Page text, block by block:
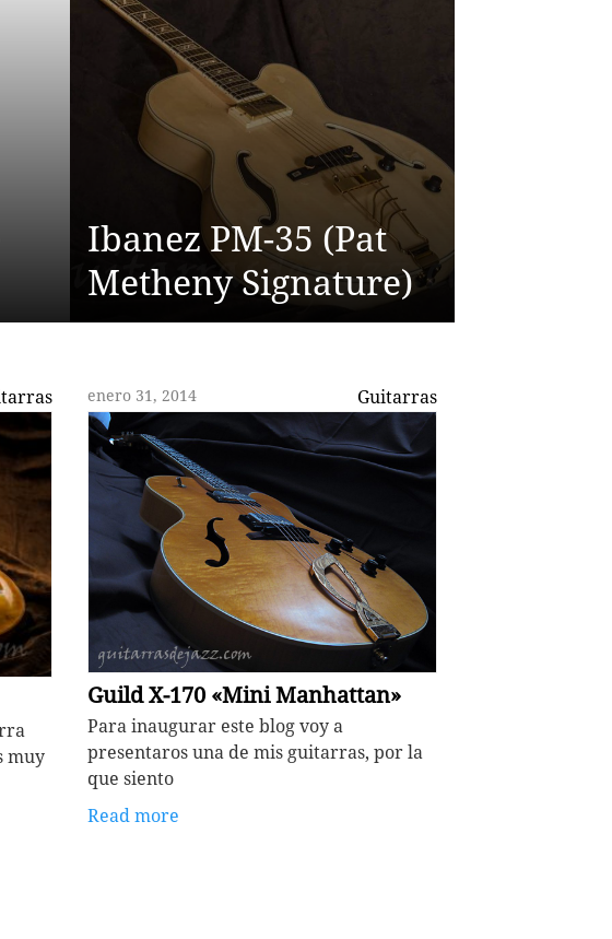
Ibanez PM-35 (Pat
Metheny Signature)
muy
enero 31, 2014 Guitarras
Guild X-170 «Mini Manhattan»
Para inaugurar este blog voy a
presentaros una de mis guitarras, por la
que siento
Read more